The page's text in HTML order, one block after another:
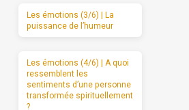
Les émotions (3/6) | La
puissance de l’humeur
Les émotions (4/6) | A quoi
ressemblent les
sentiments d’une personne
transformée spirituellement
?